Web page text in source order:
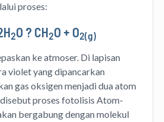
proses:
2O ? CH2O + O2(g)
ke atmoser. Di lapisan
violet yang dipancarkan
gas oksigen menjadi dua atom
proses fotolisis Atom-
bergabung dengan molekul